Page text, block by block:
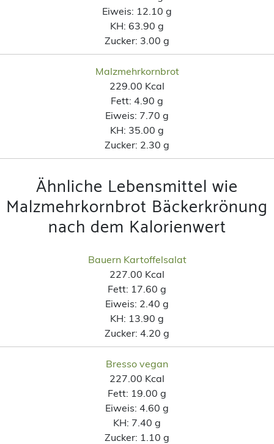
Eiweis: 12.10 g
KH: 63.90 g
Zucker: 3.00 g
Malzmehrkornbrot
229.00 Kcal
Fett: 4.90 g
Eiweis: 7.70 g
KH: 35.00 g
Zucker: 2.30 g
Ähnliche Lebensmittel wie
Malzmehrkornbrot Bäckerkrönung
nach dem Kalorienwert
Bauern Kartoffelsalat
227.00 Kcal
Fett: 17.60 g
Eiweis: 2.40 g
KH: 13.90 g
Zucker: 4.20 g
Bresso vegan
227.00 Kcal
Fett: 19.00 g
Eiweis: 4.60 g
KH: 7.40 g
Zucker: 1.10 g